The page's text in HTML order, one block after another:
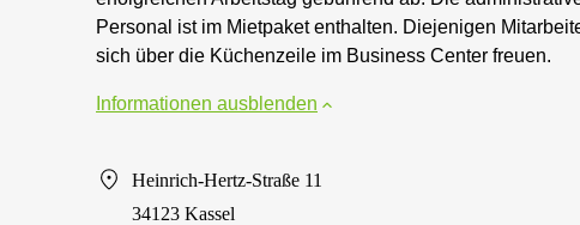
Personal ist im Mietpaket enthalten. Diejenigen
sich über die Küchenzeile im Business Center freuen.
Informationen ausblenden
Heinrich-Hertz-Straße 11
34123 Kassel